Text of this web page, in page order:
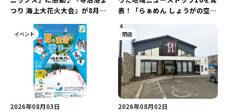
つり 海上大花火大会』が8月7
5,000発の花火”を楽しもう♪
表！「らぁめん しょうがの空」
閉店の注目記事をランキングで
ご紹介♪
イベント
2026年08月03日
閉店
2026年08月02日